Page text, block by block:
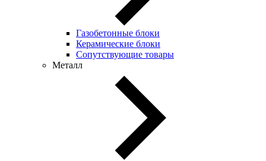
Газобетонные блоки
Керамические блоки
Сопутствующие товары
Металл